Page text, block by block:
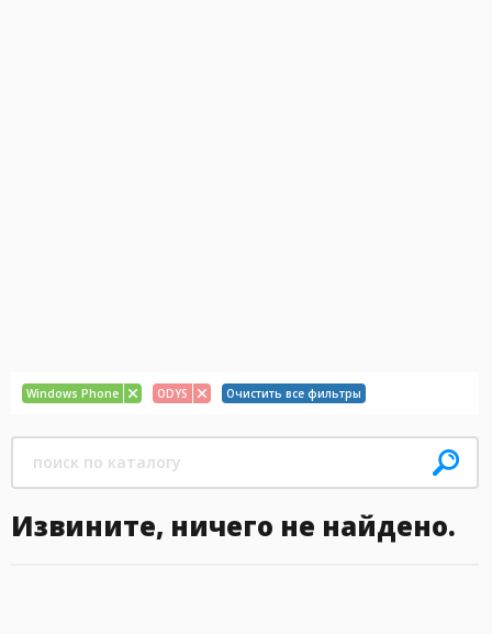
Windows Phone ODYS Очистить все фильтры
Извините, ничего не найдено.